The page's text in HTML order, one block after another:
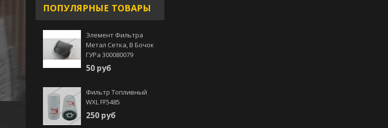
ПОПУЛЯРНЫЕ ТОВАРЫ
Элемент Фильтра
Метал Сетка, В Бочок
ГУРа 300080079
50 руб
Фильтр Топливный
WXL FF5485
250 руб